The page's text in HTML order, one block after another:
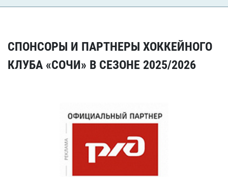
СПОНСОРЫ И ПАРТНЕРЫ ХОККЕЙНОГО
КЛУБА «СОЧИ» В СЕЗОНЕ 2025/2026